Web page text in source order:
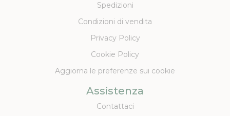
Spedizioni
Condizioni di vendita
Privacy Policy
Cookie Policy
Aggiorna le preferenze sui cookie
Assistenza
Contattaci